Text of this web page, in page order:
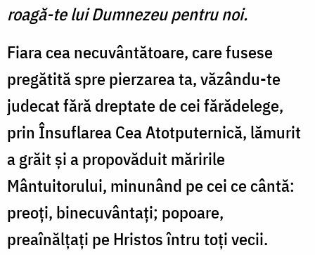
roagă-te lui Dumnezeu pentru noi.
Fiara cea necuvântătoare, care fusese
pregătită spre pierzarea ta, văzându-te
judecat fără dreptate de cei fărădelege,
prin Însuflarea Cea Atotputernică, lămurit
a grăit şi a propovăduit măririle
Mântuitorului, minunând pe cei ce cântă:
preoţi, binecuvântaţi; popoare,
preaînălţaţi pe Hristos întru toţi vecii.